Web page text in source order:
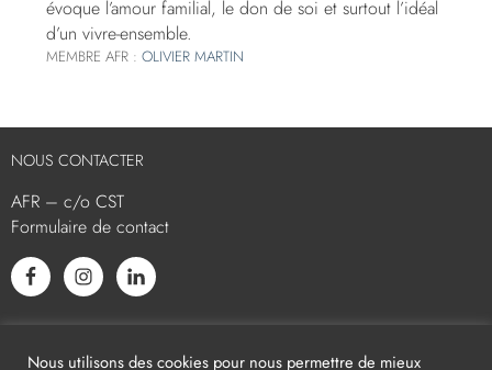
évoque l’amour familial, le don de soi et surtout l’idéal
d’un vivre-ensemble.
MEMBRE AFR :OLIVIER MARTIN
NOUS CONTACTER
AFR – c/o CST
Formulaire de contact
Nous utilisons des cookies pour nous permettre de mieux